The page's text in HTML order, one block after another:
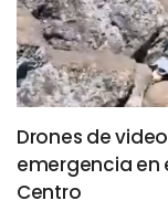
Drones de
emergencia en
Centro